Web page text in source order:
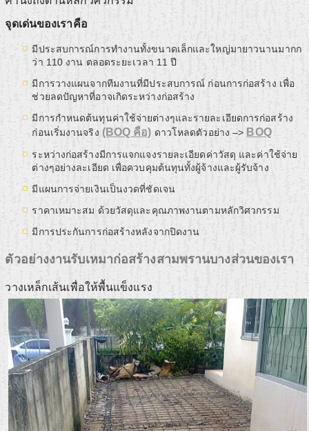
จุดเด่นของเราคือ
มีประสบการณ์การทำงานทั้งขนาดเล็กและใหญ่มายาวนานมากก
ว่า 110 งาน ตลอดระยะเวลา 11 ปี
มีการวางแผนจากทีมงานที่มีประสบการณ์ ก่อนการก่อสร้าง เพื่อ
ช่วยลดปัญหาที่อาจเกิดระหว่างก่อสร้าง
มีการกำหนดต้นทุนค่าใช้จ่ายต่างๆและรายละเอียดการก่อสร้าง
ก่อนเริ่มงานจริง (BOQ คือ) ดาวโหลดตัวอย่าง –> BOQ
ระหว่างก่อสร้างมีการแจกแจงรายละเอียดค่าวัสดุ และค่าใช้จ่าย
ต่างๆอย่างละเอียด เพื่อควบคุมต้นทุนทั้งผู้จ้างและผู้รับจ้าง
มีแผนการจ่ายเงินเป็นงวดที่ชัดเจน
ราคาเหมาะสม ด้วยวัสดุและคุณภาพงานตามหลักวิศวกรรม
มีการประกันการก่อสร้างหลังจากปิดงาน
ตัวอย่างงานรับเหมาก่อสร้างสามพรานบางส่วนของเรา
วางเหล็กเส้นเพื่อให้พื้นแข็งแรง